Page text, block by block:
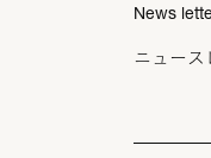
News
ニュース